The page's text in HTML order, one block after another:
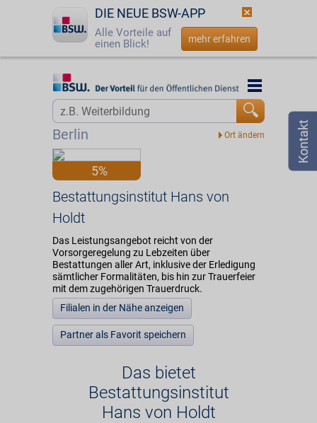
DIE NEUE BSW-APP
Alle Vorteile auf
einen Blick!
mehr erfahren
Startseite
Jetzt BSW-Mitglied werden
Login
Berlin
Startseite
5%
Bestattungsinstitut Hans von
Holdt
Das Leistungsangebot reicht von der
Vorsorgeregelung zu Lebzeiten über
Bestattungen aller Art, inklusive der Erledigung
sämtlicher Formalitäten, bis hin zur Trauerfeier
mit dem zugehörigen Trauerdruck.
Filialen in der Nähe anzeigen
Partner als Favorit speichern
Das bietet
Bestattungsinstitut
Hans von Holdt